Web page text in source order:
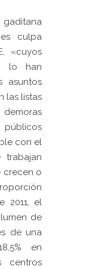
gaditana
culpa
«cuyos
lo han
asuntos
las listas
demoras
con el
trabajan
crecen o
2011, el
de
de una
en
centros